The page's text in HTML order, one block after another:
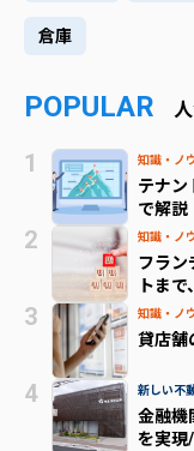
倉庫
POPULAR
知識・ノ
テナン
で解説
知識・ノ
フラン
トま
知識・ノ
貸店舗
新しい不
金融機
を実現